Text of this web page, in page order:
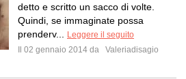
detto e scritto un sacco di volte.
Quindi, se immaginate possa
prenderv...
Leggere il seguito
Il 02 gennaio 2014 da
Valeriadisagio